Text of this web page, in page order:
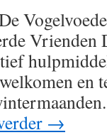
Vrienden
en
→